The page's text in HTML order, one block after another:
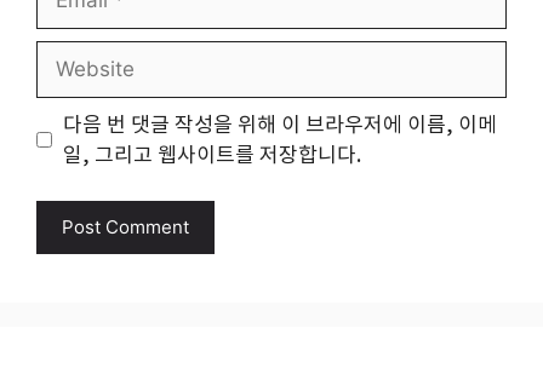
Website
다음 번 댓글 작성을 위해 이 브라우저에 이름, 이메
일, 그리고 웹사이트를 저장합니다.